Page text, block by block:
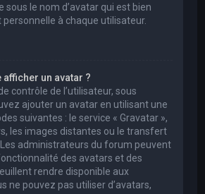
sous le nom d’avatar qui est bien
à chaque utilisateur.
un avatar ?
contrôle de l’utilisateur, sous
ajouter un avatar en utilisant une
suivantes : le service « Gravatar »,
les images distantes ou le transfert
Les administrateurs du forum peuvent
des avatars et des
rendre disponible aux
ne pouvez pas utiliser d’avatars,